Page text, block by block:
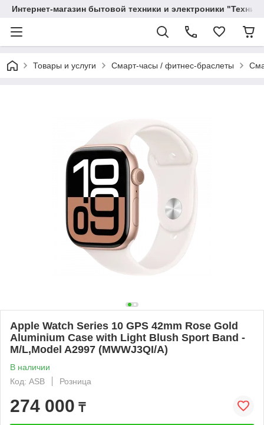
Интернет-магазин бытовой техники и электроники
Товары и услуги Смарт-часы / фитнес-браслеты
Apple Watch Series 10 GPS 42mm Rose Gold
Aluminium Case with Light Blush Sport Band -
M/L,Model A2997 (MWWJ3QI/A)
В наличии
Код: ASB
Розница
274 000 ₸